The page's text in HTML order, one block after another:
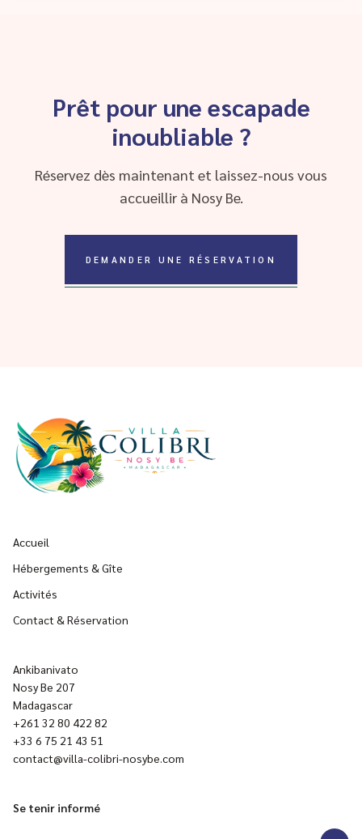
Prêt pour une escapade
inoubliable ?
Réservez dès maintenant et laissez-nous vous
accueillir à Nosy Be.
DEMANDER UNE RÉSERVATION
Accueil
Hébergements & Gîte
Activités
Contact & Réservation
Ankibanivato
Nosy Be 207
Madagascar
+261 32 80 422 82
+33 6 75 21 43 51
contact@villa-colibri-nosybe.com
Se tenir informé